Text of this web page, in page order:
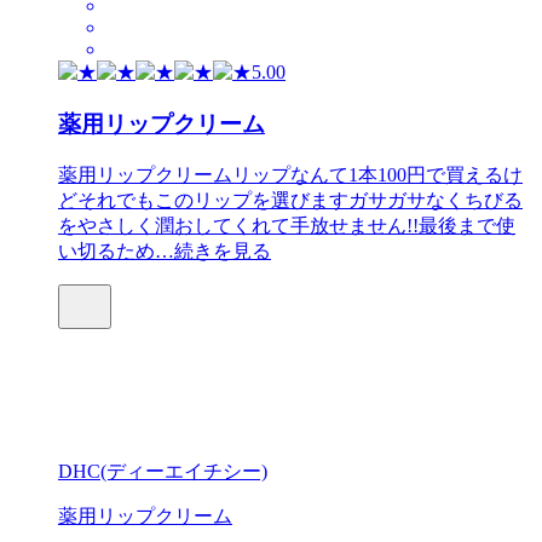
5.00
薬用リップクリーム
薬用リップクリームリップなんて1本100円で買えるけ
どそれでもこのリップを選びますガサガサなくちびる
をやさしく潤おしてくれて手放せません!!最後まで使
い切るため…続きを見る
DHC(ディーエイチシー)
薬用リップクリーム